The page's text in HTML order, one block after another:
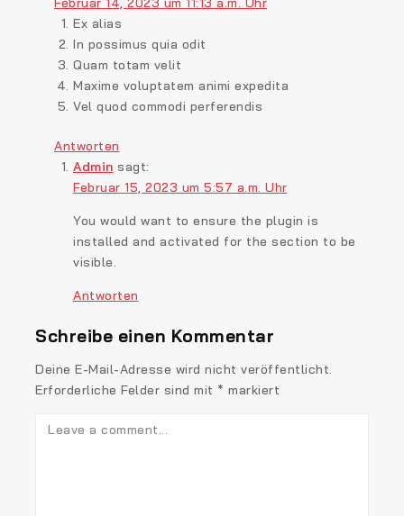
Ex alias
In possimus quia odit
Quam totam velit
Maxime voluptatem animi expedita
Vel quod commodi perferendis
Antworten
Admin sagt:
Februar 15, 2023 um 5:57 a.m. Uhr
You would want to ensure the plugin is
installed and activated for the section to be
visible.
Antworten
Schreibe einen Kommentar
Deine E-Mail-Adresse wird nicht veröffentlicht.
Erforderliche Felder sind mit * markiert